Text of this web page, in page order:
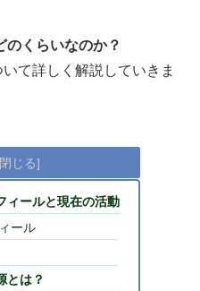
のくらいなのか？
て詳しく解説していきま
ィールと現在の活動
ール
とは？